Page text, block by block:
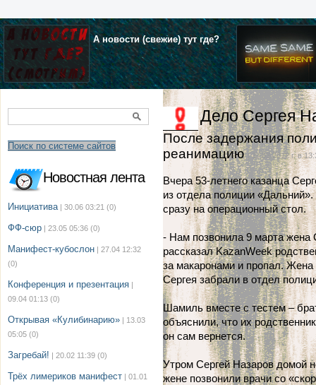
А новости (свежие) тут где?
Поиск по системе сайтов
Новостная лента
Инициатива | 30.06 03:21 (0)
ФФ-сюр | 23.05 05:36 (0)
Манифест-кубослон | 27.04 12:32
(0)
Конференция и презентация |
09.04 01:13 (0)
Открывая «Кулибинарию» | 13.03
05:05 (0)
Загребай! | 20.02 11:39 (0)
Трёх лимериков манифест | 01.01
Дело Сергея
После задержания
реанимацию| 11.03.2012 г. в
Вчера 53-летнего казанца
из отдела полиции
сразу на операционный стол.
- Нам позвонила 9 марта жена
рассказал KazanWeek
за макаронами и пропал.
Сергея забрали в отдел
Шамиль вместе с тестем –
объяснили, что их
он сам вернется.
Утром Сергей Назаров домой
жене позвонили врачи со